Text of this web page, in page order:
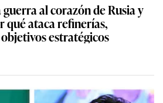
al corazón de Rusia y
qué ataca refinerías,
estratégicos